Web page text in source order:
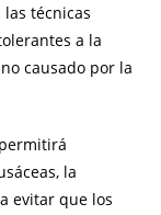
técnicas
a la
causado por la
la
evitar que los